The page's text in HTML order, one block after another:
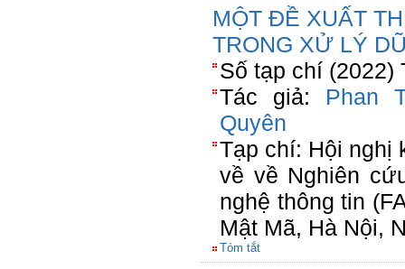
MỘT ĐỀ XUẤT
TRONG XỬ LÝ
Số tạp chí (2022)
Tác giả: Phan
Quyên
Tạp chí: Hội nghị
về về Nghiên
nghệ thông tin
Mật Mã, Hà Nội,
Tóm tắt